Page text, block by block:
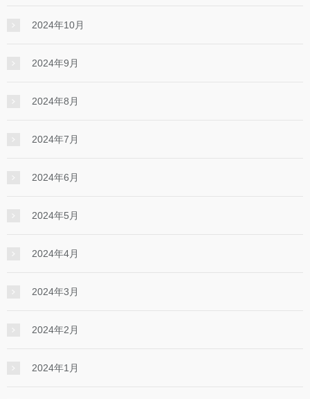
2024年10月
2024年9月
2024年8月
2024年7月
2024年6月
2024年5月
2024年4月
2024年3月
2024年2月
2024年1月